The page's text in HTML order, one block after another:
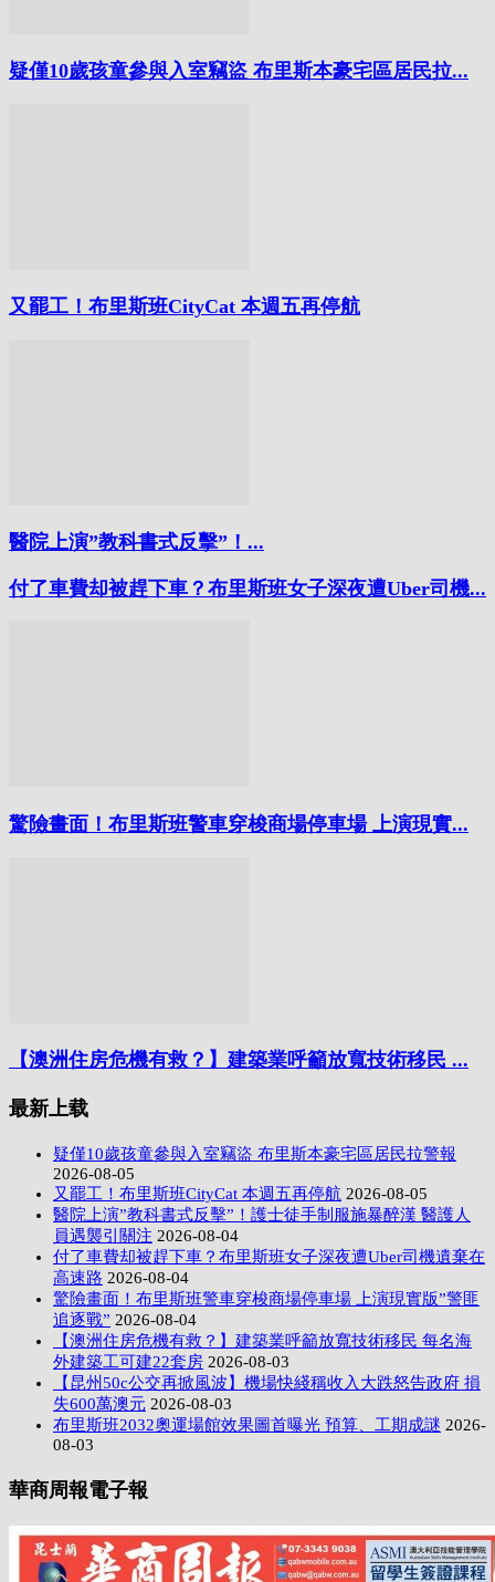
疑僅10歲孩童參與入室竊盜 布里斯本豪宅區居民拉...
又罷工！布里斯班CityCat 本週五再停航
醫院上演”教科書式反擊”！...
付了車費却被趕下車？布里斯班女子深夜遭Uber司機...
驚險畫面！布里斯班警車穿梭商場停車場 上演現實...
【澳洲住房危機有救？】建築業呼籲放寬技術移民 ...
最新上载
疑僅10歲孩童參與入室竊盜 布里斯本豪宅區居民拉警報
2026-08-05
又罷工！布里斯班CityCat 本週五再停航 2026-08-05
醫院上演”教科書式反擊”！護士徒手制服施暴醉漢 醫護人
員遇襲引關注 2026-08-04
付了車費却被趕下車？布里斯班女子深夜遭Uber司機遺棄在
高速路 2026-08-04
驚險畫面！布里斯班警車穿梭商場停車場 上演現實版”警匪
追逐戰” 2026-08-04
【澳洲住房危機有救？】建築業呼籲放寬技術移民 每名海
外建築工可建22套房 2026-08-03
【昆州50c公交再掀風波】機場快綫稱收入大跌怒告政府 損
失600萬澳元 2026-08-03
布里斯班2032奧運場館效果圖首曝光 預算、工期成謎 2026-
08-03
華商周報電子報